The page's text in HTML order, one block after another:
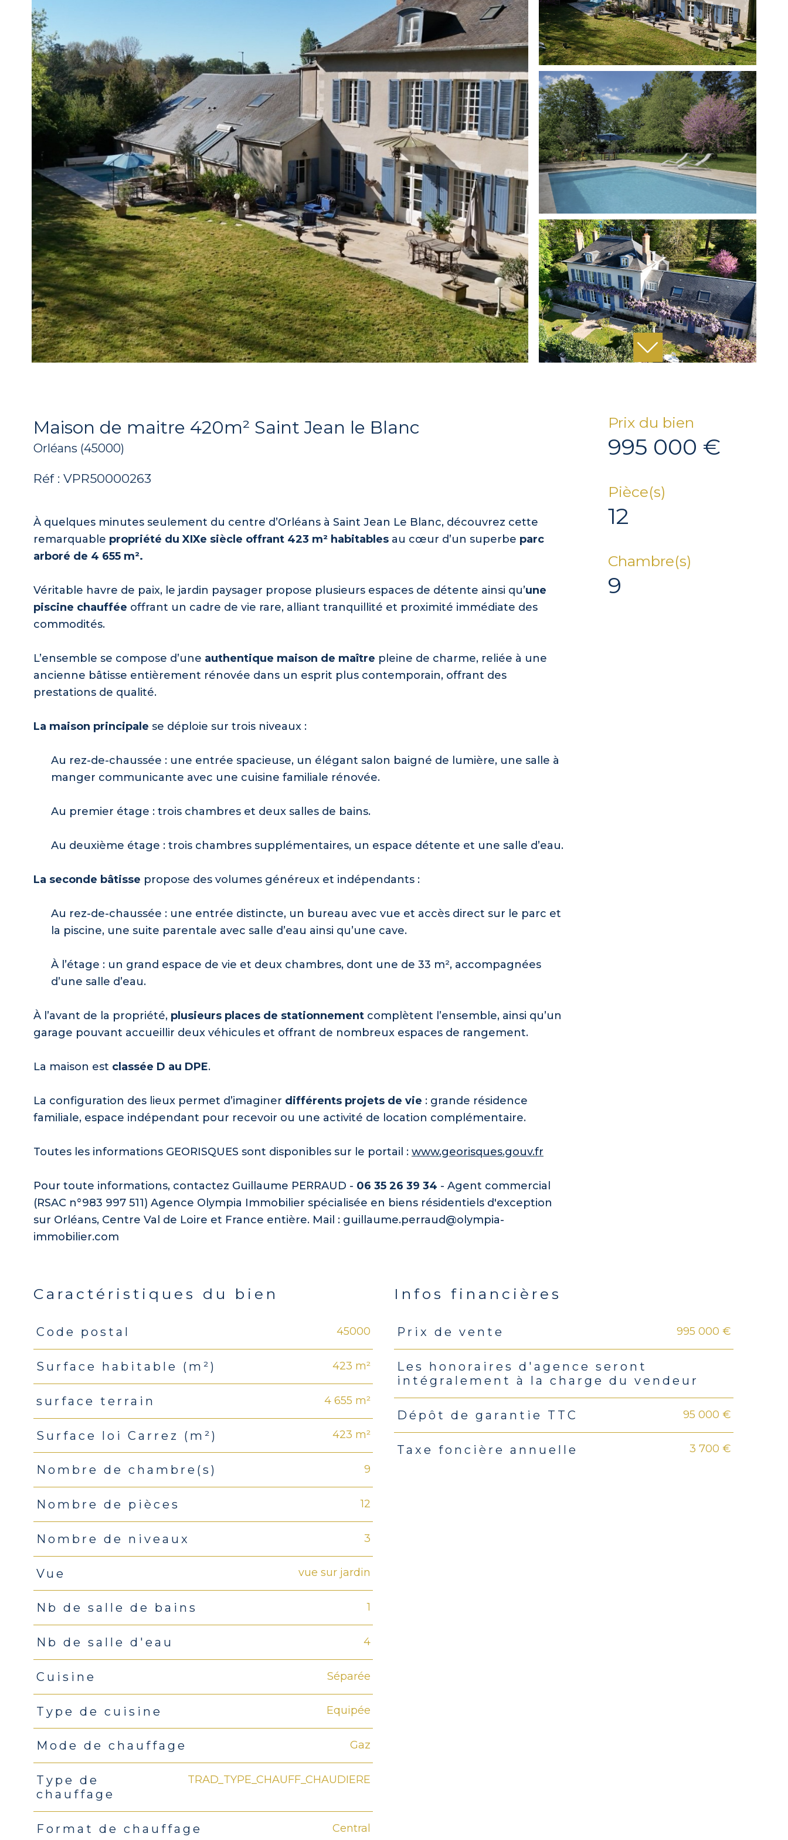
Maison de maitre 420m² Saint Jean le Blanc
Orléans (45000)
Réf : VPR50000263
À quelques minutes seulement du centre d’Orléans à Saint Jean Le Blanc, découvrez cette
remarquable propriété du XIXe siècle offrant 423 m² habitables au cœur d’un superbe parc
arboré de 4 655 m².
Véritable havre de paix, le jardin paysager propose plusieurs espaces de détente ainsi qu’une
piscine chauffée offrant un cadre de vie rare, alliant tranquillité et proximité immédiate des
commodités.
L’ensemble se compose d’une authentique maison de maître pleine de charme, reliée à une
ancienne bâtisse entièrement rénovée dans un esprit plus contemporain, offrant des
prestations de qualité.
La maison principale se déploie sur trois niveaux :
Au rez-de-chaussée : une entrée spacieuse, un élégant salon baigné de lumière, une salle à
manger communicante avec une cuisine familiale rénovée.
Au premier étage : trois chambres et deux salles de bains.
Au deuxième étage : trois chambres supplémentaires, un espace détente et une salle d’eau.
La seconde bâtisse propose des volumes généreux et indépendants :
Au rez-de-chaussée : une entrée distincte, un bureau avec vue et accès direct sur le parc et
la piscine, une suite parentale avec salle d’eau ainsi qu’une cave.
À l’étage : un grand espace de vie et deux chambres, dont une de 33 m², accompagnées
d’une salle d’eau.
À l’avant de la propriété, plusieurs places de stationnement complètent l’ensemble, ainsi qu’un
garage pouvant accueillir deux véhicules et offrant de nombreux espaces de rangement.
La maison est classée D au DPE.
La configuration des lieux permet d’imaginer différents projets de vie : grande résidence
familiale, espace indépendant pour recevoir ou une activité de location complémentaire.
Toutes les informations GEORISQUES sont disponibles sur le portail : www.georisques.gouv.fr
Pour toute informations, contactez Guillaume PERRAUD - 06 35 26 39 34 - Agent commercial
(RSAC n°983 997 511) Agence Olympia Immobilier spécialisée en biens résidentiels d'exception
sur Orléans, Centre Val de Loire et France entière. Mail : guillaume.perraud@olympia-
immobilier.com
Prix du bien
995 000 €
Pièce(s)
12
Chambre(s)
9
Caractéristiques du bien
Caractéristiques
Code postal 45000
Surface habitable (m²) 423 m²
surface terrain 4 655 m²
Surface loi Carrez (m²) 423 m²
Nombre de chambre(s) 9
Nombre de pièces 12
Nombre de niveaux 3
Vue vue sur jardin
Nb de salle de bains 1
Nb de salle d'eau 4
Cuisine Séparée
Type de cuisine Equipée
Mode de chauffage Gaz
Type de
chauffage
TRAD_TYPE_CHAUFF_CHAUDIERE
Format de chauffage Central
Infos financières
Caractéristiques Valeurs
Prix de vente 995 000 €
Les honoraires d'agence seront
intégralement à la charge du vendeur
Dépôt de garantie TTC 95 000 €
Taxe foncière annuelle 3 700 €